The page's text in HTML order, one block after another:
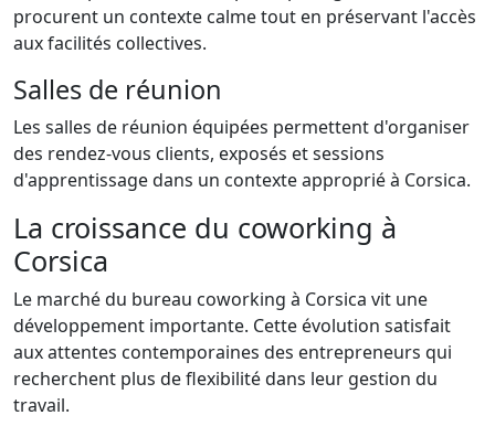
procurent un contexte calme tout en préservant l'accès
aux facilités collectives.
Salles de réunion
Les salles de réunion équipées permettent d'organiser
des rendez-vous clients, exposés et sessions
d'apprentissage dans un contexte approprié à Corsica.
La croissance du coworking à
Corsica
Le marché du bureau coworking à Corsica vit une
développement importante. Cette évolution satisfait
aux attentes contemporaines des entrepreneurs qui
recherchent plus de flexibilité dans leur gestion du
travail.